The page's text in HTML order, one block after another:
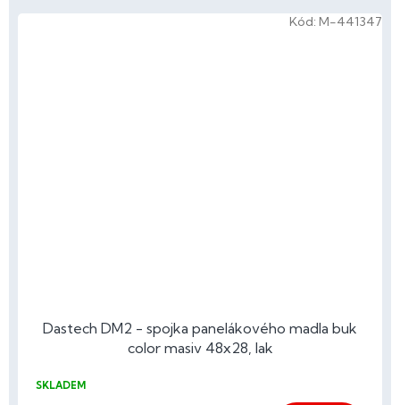
Dastech DM2 - spojka panelákového madla buk
color masiv 48x28, lak
SKLADEM
Kód: M-441347